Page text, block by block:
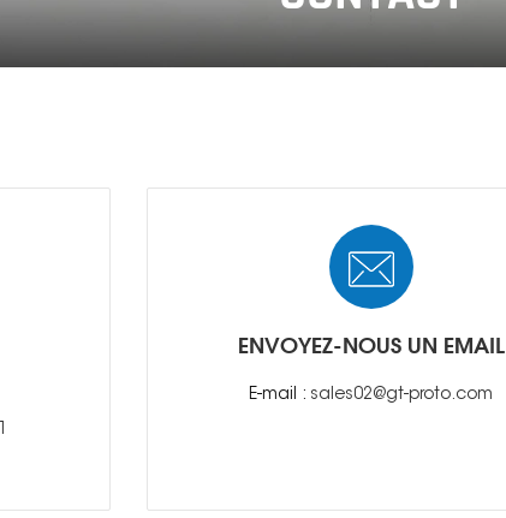
ENVOYEZ-NOUS UN EMAIL
E-mail : sales02@gt-proto.com